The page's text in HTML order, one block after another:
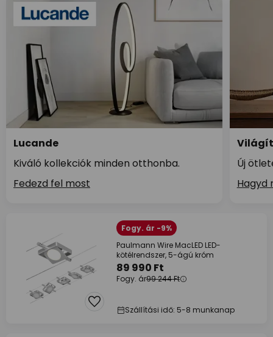
Lucande
Kiváló kollekciók minden otthonba.
Fedezd fel most
Új
Hagyd
Fogy. ár -9%
Paulmann Wire MacLED LED-
kötélrendszer, 5-ágú króm
89 990 Ft
Fogy. ár99 244 Ft
Szállítási idő: 5-8 munkanap